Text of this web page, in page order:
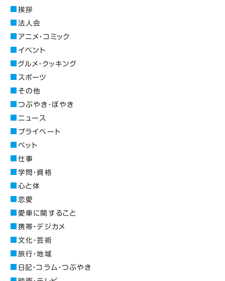
挨拶
法人会
アニメ・コミック
イベント
グルメ・クッキング
スポーツ
その他
つぶやき・ぼやき
ニュース
プライベート
ペット
仕事
学問・資格
心と体
恋愛
愛車に関すること
携帯・デジカメ
文化・芸術
旅行・地域
日記・コラム・つぶやき